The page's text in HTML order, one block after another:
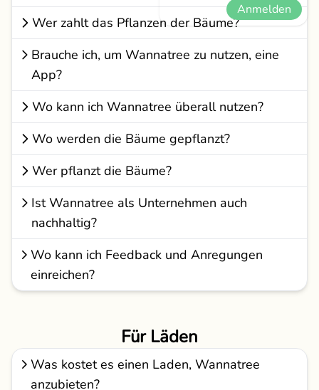
Anmelden
Wer zahlt das Pflanzen der Bäume?
Brauche ich, um Wannatree zu nutzen, eine
App?
Wo kann ich Wannatree überall nutzen?
Wo werden die Bäume gepflanzt?
Wer pflanzt die Bäume?
Ist Wannatree als Unternehmen auch
nachhaltig?
Wo kann ich Feedback und Anregungen
einreichen?
Für Läden
Was kostet es einen Laden, Wannatree
anzubieten?